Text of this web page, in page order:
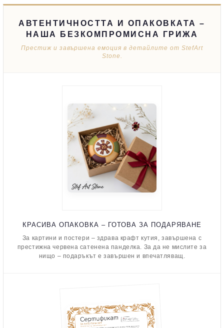
АВТЕНТИЧНОСТТА И ОПАКОВКАТА –
НАША БЕЗКОМПРОМИСНА ГРИЖА
Престиж и завършена емоция в детайлите от StefArt
Stone.
КРАСИВА ОПАКОВКА – ГОТОВА ЗА ПОДАРЯВАНЕ
За картини и постери – здрава крафт кутия, завършена с
престижна червена сатенена панделка. За да не мислите за
нищо – подаръкът е завършен и впечатляващ.